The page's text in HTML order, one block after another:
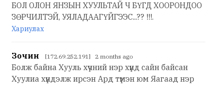
БОЛ ОЛОН ЯНЗЫН ХУУЛЬТАЙ Ч БҮГД ХООРОНДОО
ЗӨРЧИЛТЭЙ, УЯЛАДААГҮЙГЭЭС...?? !!!.
Хариулах
Зочин [172.69.252.191] 2 months ago
Болж байна Хууль хүчний нэр хүнд сайн байсан
Хуулиа хүндэлж ирсэн Ард түмэн юм Яагаад нэр